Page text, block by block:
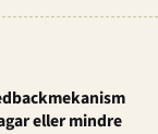
eller mindre